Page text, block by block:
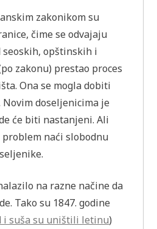
zakonikom su
čime se odvajaju
opštinskih i
zakonu) prestao proces
Ona se mogla dobiti
doseljenicima je
će biti nastanjeni. Ali
problem naći slobodnu
na razne načine da
Tako su 1847. godine
i suša su uništili letinu)